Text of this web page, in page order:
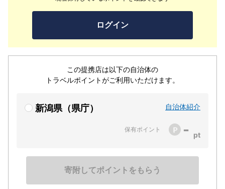
ログイン
この提携店は以下の自治体の
トラベルポイントがご利用いただけます。
新潟県（県庁） 自治体紹介
保有ポイント -
寄附してポイントをもらう
年/2022年/2023年/2024年/2025年 Gault&Millau
Japon 掲載。2024年8月22日リニューアルオープンしオ
ープンキッチンへと生まれ変わりました。